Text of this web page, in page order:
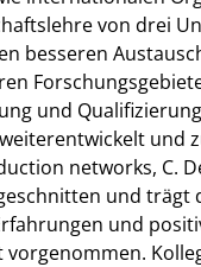
von drei
besseren
und
networks, C.
und
und